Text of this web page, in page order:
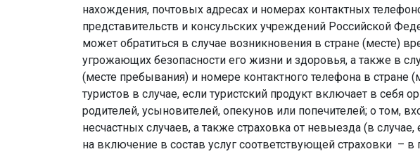
нахождения, почтовых адресах и номерах контактных
представительств и консульских учреждений Российской
может обратиться в случае возникновения в стране (месте)
угрожающих безопасности его жизни и здоровья, а также в
(месте пребывания) и номере контактного телефона в
туристов в случае, если туристский продукт включает в
родителей, усыновителей, опекунов или попечителей; о том,
несчастных случаев, а также страховка от невыезда (в
на включение в состав услуг соответствующей страховки – в